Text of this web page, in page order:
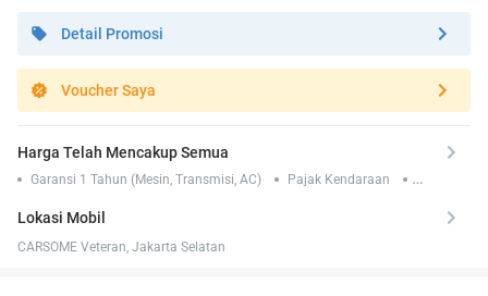
Detail Promosi
Voucher Saya
Harga Telah Mencakup Semua
Garansi 1 Tahun (Mesin, Transmisi, AC)
Pajak Kendaraan
Lokasi Mobil
CARSOME Veteran, Jakarta Selatan